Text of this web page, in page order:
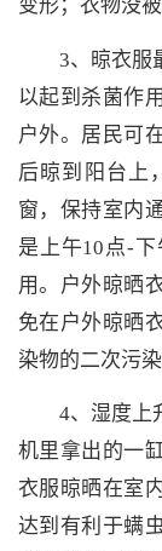
变形；衣物没
3、晾衣服
以起到杀菌作
户外。居民可
后晾到阳台上
窗，保持室内
是上午10点-
用。户外晾晒
免在户外晾晒
染物的二次污染
4、湿度上
机里拿出的一
衣服晾晒在室
达到有利于螨